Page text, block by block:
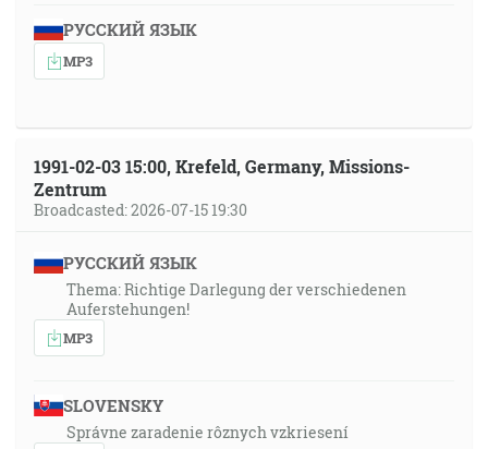
РУССКИЙ ЯЗЫК
MP3
1991-02-03 15:00, Krefeld, Germany, Missions-
Zentrum
Broadcasted: 2026-07-15 19:30
РУССКИЙ ЯЗЫК
Thema: Richtige Darlegung der verschiedenen
Auferstehungen!
MP3
SLOVENSKY
Správne zaradenie rôznych vzkriesení